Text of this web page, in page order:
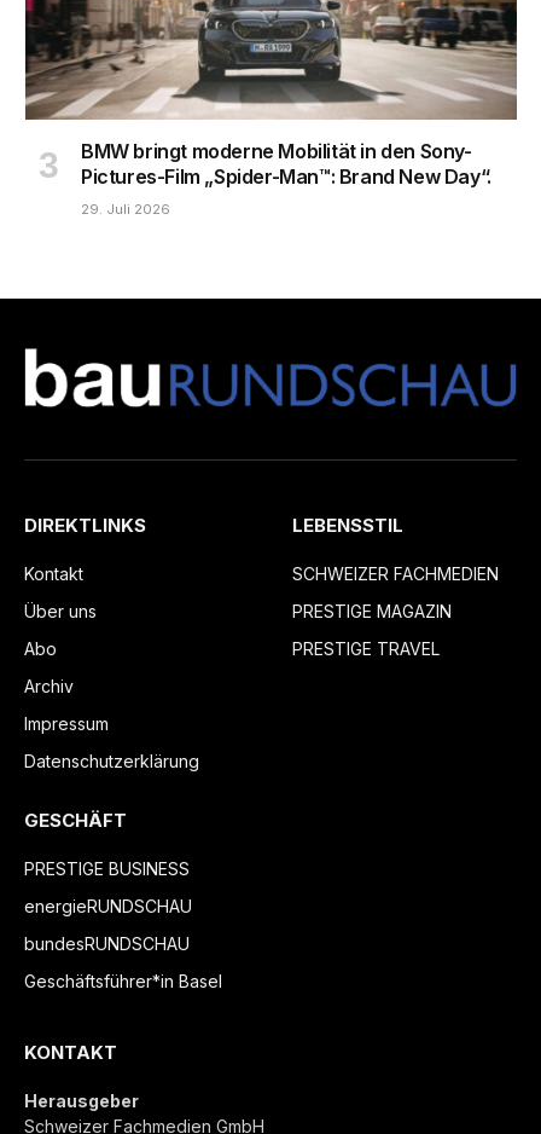
BMW bringt moderne Mobilität in den Sony-
Pictures-Film „Spider-Man™: Brand New Day“.
29. Juli 2026
DIREKTLINKS
Kontakt
Über uns
Abo
Archiv
Impressum
Datenschutzerklärung
LEBENSSTIL
SCHWEIZER FACHMEDIEN
PRESTIGE MAGAZIN
PRESTIGE TRAVEL
GESCHÄFT
PRESTIGE BUSINESS
energieRUNDSCHAU
bundesRUNDSCHAU
Geschäftsführer*in Basel
KONTAKT
Herausgeber
Schweizer Fachmedien GmbH